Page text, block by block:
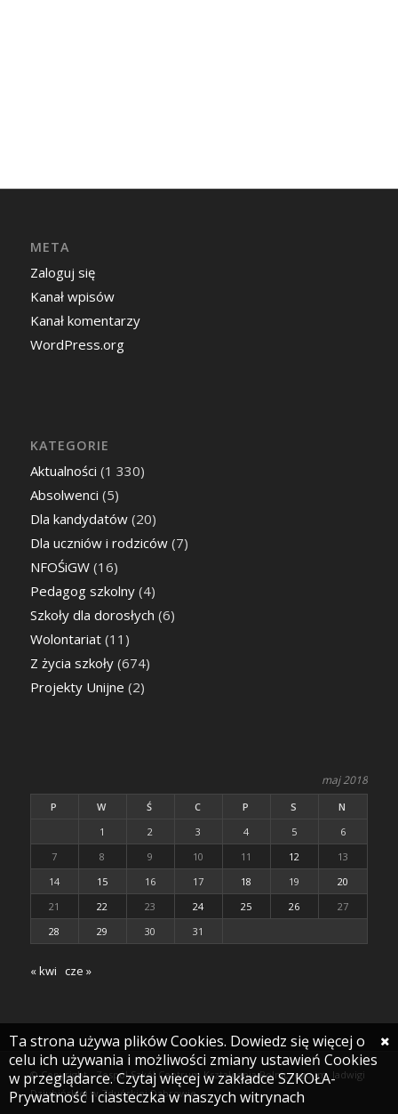
META
Zaloguj się
Kanał wpisów
Kanał komentarzy
WordPress.org
KATEGORIE
Aktualności (1 330)
Absolwenci (5)
Dla kandydatów(20)
Dla uczniów i rodziców(7)
NFOŚiGW(16)
Pedagog szkolny(4)
Szkoły dla dorosłych (6)
Wolontariat(11)
Z życia szkoły(674)
Projekty Unijne (2)
maj 2018
P W Ś C P S
N
1
2 3 4 5
6
7
8 9 10 11 12
13
14
15 16 17 18 19
20
21
22 23 24 25 26
27
28
29 30 31
« kwi cze »
© Copyright - Zespół Szkół Centrum Kształcenia Rolniczego im. Jadwigi
Dziubińskiej w Zduńskiej Dąbrowie
Ta strona używa plików Cookies. Dowiedz się więcej o
celu ich używania i możliwości zmiany ustawień Cookies
w przeglądarce. Czytaj więcej w zakładce SZKOŁA-
Prywatność i ciasteczka w naszych witrynach